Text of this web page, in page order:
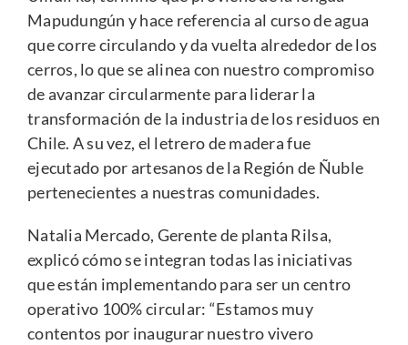
Mapudungún y hace referencia al curso de agua
que corre circulando y da vuelta alrededor de los
cerros, lo que se alinea con nuestro compromiso
de avanzar circularmente para liderar la
transformación de la industria de los residuos en
Chile. A su vez, el letrero de madera fue
ejecutado por artesanos de la Región de Ñuble
pertenecientes a nuestras comunidades.
Natalia Mercado, Gerente de planta Rilsa,
explicó cómo se integran todas las iniciativas
que están implementando para ser un centro
operativo 100% circular: “Estamos muy
contentos por inaugurar nuestro vivero